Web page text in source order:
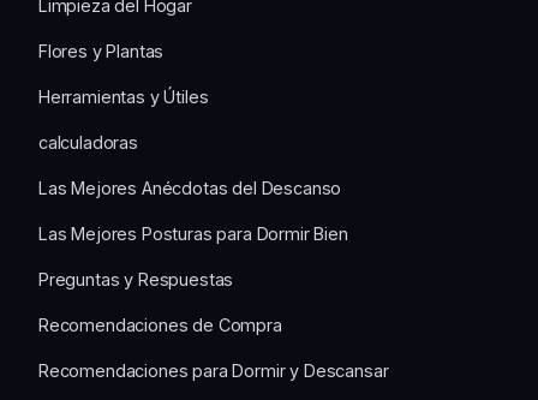
Limpieza del Hogar
Flores y Plantas
Herramientas y Útiles
calculadoras
Las Mejores Anécdotas del Descanso
Las Mejores Posturas para Dormir Bien
Preguntas y Respuestas
Recomendaciones de Compra
Recomendaciones para Dormir y Descansar